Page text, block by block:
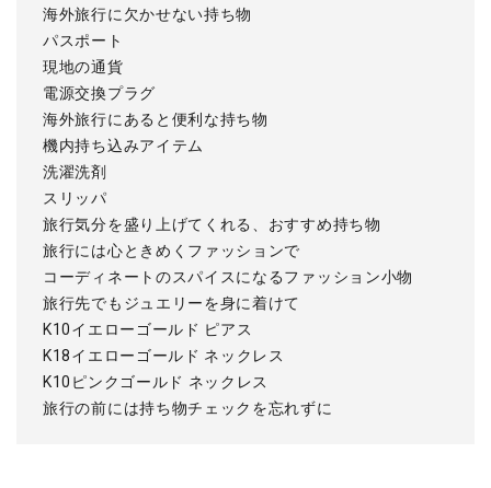
海外旅行に欠かせない持ち物
パスポート
現地の通貨
電源交換プラグ
海外旅行にあると便利な持ち物
機内持ち込みアイテム
洗濯洗剤
スリッパ
旅行気分を盛り上げてくれる、おすすめ持ち物
旅行には心ときめくファッションで
コーディネートのスパイスになるファッション小物
旅行先でもジュエリーを身に着けて
K10イエローゴールド ピアス
K18イエローゴールド ネックレス
K10ピンクゴールド ネックレス
旅行の前には持ち物チェックを忘れずに